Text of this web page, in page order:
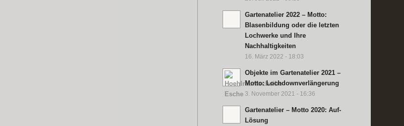
Gartenatelier 2022 – Motto:
Blasenbildung oder die letzten
Lochwerke und Ihre
Nachhaltigkeiten
16. März 2022 - 18:03
Objekte im Gartenatelier 2021 –
Motto: Lochdownverlängerung
3. November 2021 - 16:36
Gartenatelier – Motto 2020: Auf-
Lösung